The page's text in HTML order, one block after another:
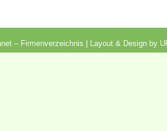
– Firmenverzeichnis | Layout & Design by